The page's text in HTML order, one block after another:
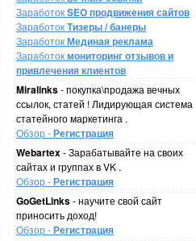
ЗаработокSEO продвижения сайтов
ЗаработокТизеры / банеры
ЗаработокМединая реклама
Заработокмониторинг отзывов и
привлечения клиентов
Miralinks- покупка\продажа вечных
ссылок, статей ! Лидирующая система
статейного маркетинга .
Обзор -Регистрация
Webartex- Зарабатывайте на своих
сайтах и группах в VK .
Обзор -Регистрация
GoGetLinks- научите свой сайт
приносить доход!
Обзор -Регистрация